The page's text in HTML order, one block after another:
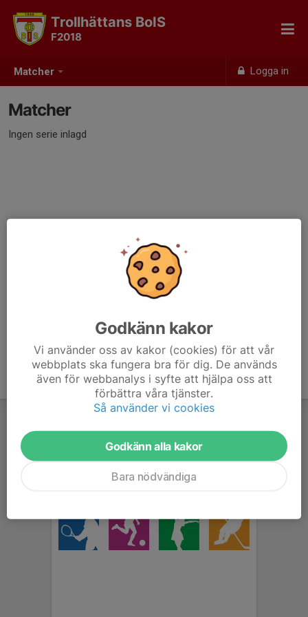
Matcher Logga in
Trollhättans BoIS
F2018
Matcher
Ingen serie inlagd
Godkänn kakor
Vi använder oss av kakor (cookies) för att vår
webbplats ska fungera bra för dig. De används
även för webbanalys i syfte att hjälpa oss att
förbättra våra tjänster.
Så använder vi cookies
Godkänn alla kakor
Bara nödvändiga